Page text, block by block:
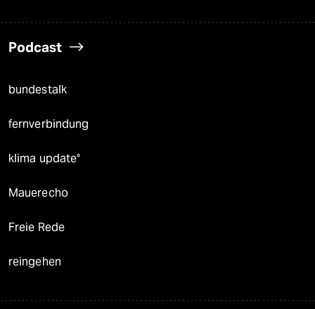
Podcast
bundestalk
fernverbindung
klima update°
Mauerecho
Freie Rede
reingehen